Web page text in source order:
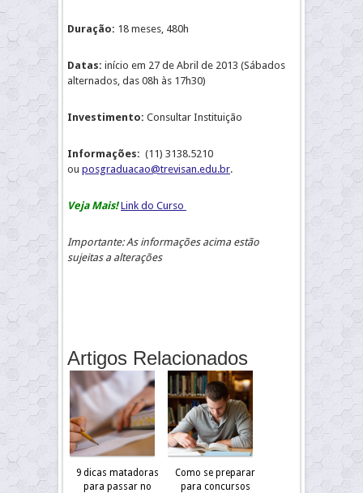
Duração: 18 meses, 480h
Datas: início em 27 de Abril de 2013 (Sábados
alternados, das 08h às 17h30)
Investimento: Consultar Instituição
Informações: (11) 3138.5210
ou posgraduacao@trevisan.edu.br.
Veja Mais! Link do Curso
Importante: As informações acima estão
sujeitas a alterações
Artigos Relacionados
9 dicas matadoras
para passar no
Como se preparar
para concursos